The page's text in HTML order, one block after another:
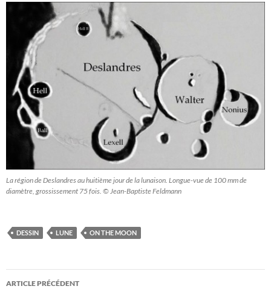
La région de Deslandres au huitième jour de la lunaison. Longue-vue de 100 mm de
diamètre, grossissement 75 fois. © Jean-Baptiste Feldmann
DESSIN LUNE ON THE MOON
Navigation
ARTICLE PRÉCÉDENT